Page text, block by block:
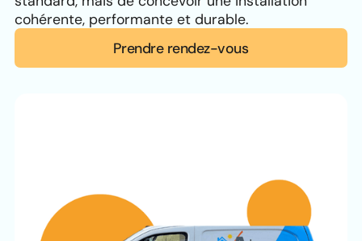
cohérente, performante et durable.
Prendre rendez-vous